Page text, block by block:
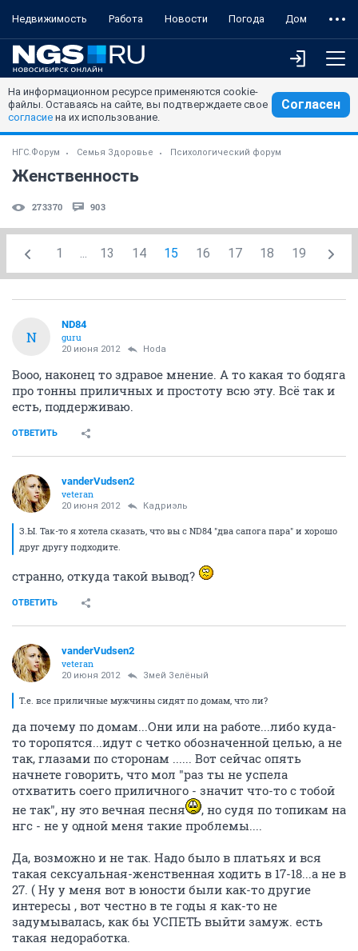
Недвижимость Работа Новости Погода Дом
На информационном ресурсе применяются cookie-
файлы. Оставаясь на сайте, вы подтверждаете свое
согласие на их использование.
Согласен
НГС.Форум Семья Здоровье Психологический форум
Женственность
273370 903
1 ... 13 14 15 16 17 18 19
N
ND84
guru
20 июня 2012 Hoda
Вооо, наконец то здравое мнение. А то какая то бодяга
про тонны приличных и простоту всю эту. Всё так и
есть, поддерживаю.
ОТВЕТИТЬ
vanderVudsen2
veteran
20 июня 2012 Кадриэль
З.Ы. Так-то я хотела сказать, что вы с ND84 "два сапога пара" и хорошо
друг другу подходите.
странно, откуда такой вывод?
ОТВЕТИТЬ
vanderVudsen2
veteran
20 июня 2012 Змей Зелёный
Т.е. все приличные мужчины сидят по домам, что ли?
да почему по домам...Они или на работе...либо куда-
то торопятся...идут с четко обозначенной целью, а не
так, глазами по сторонам ...... Вот сейчас опять
начнете говорить, что мол "раз ты не успела
отхватить соего приличного - значит что-то с тобой
не так", ну это вечная песня
, но судя по топикам на
нгс - не у одной меня такие проблемы....
Да, возможно и не так. Надо было в платьях и вся
такая сексуальная-женственная ходить в 17-18...а не в
27. ( Ну у меня вот в юности были как-то другие
интересы , вот честно в те годы я как-то не
задумывалась, как бы УСПЕТЬ выйти замуж. есть
такая недоработка.